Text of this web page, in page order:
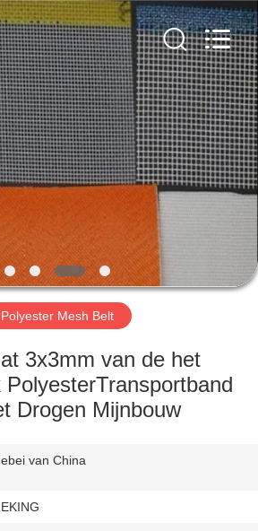
Polyester Mesh Belt
3x3mm van de het
Drogen Mijnbouw
van China